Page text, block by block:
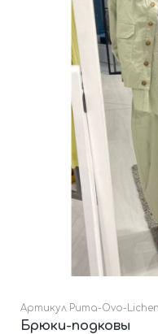
Артикул Puma-Ovo-Lichen
Брюки-подковы